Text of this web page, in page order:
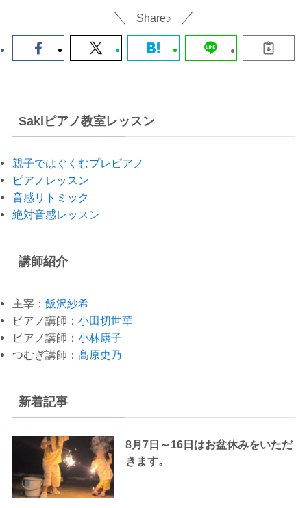
Share♪
Sakiピアノ教室レッスン
親子ではぐくむプレピアノ
ピアノレッスン
音感リトミック
絶対音感レッスン
講師紹介
主宰： 飯沢紗希
ピアノ講師： 小田切世華
ピアノ講師： 小林康子
つむぎ講師： 髙原史乃
新着記事
8月7日～16日はお盆休みをいただ
きます。